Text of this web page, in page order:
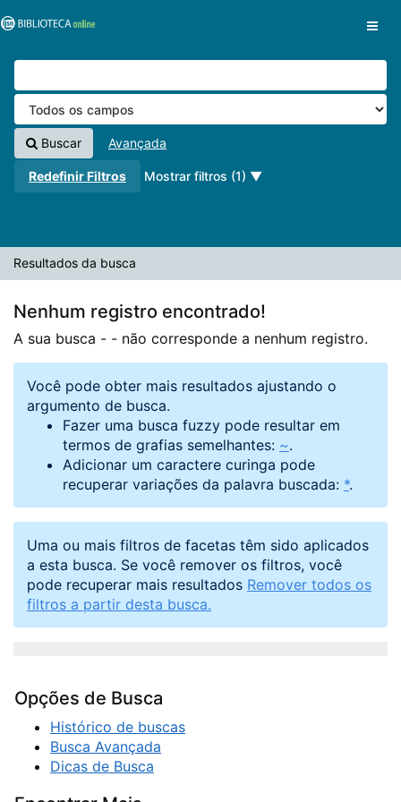
VuFind
Buscar Avançada
Redefinir Filtros Mostrar filtros (1)
Resultados da busca
Nenhum registro encontrado!
A sua busca - - não corresponde a nenhum registro.
Você pode obter mais resultados ajustando o
argumento de busca.
Fazer uma busca fuzzy pode resultar em
termos de grafias semelhantes: ~.
Adicionar um caractere curinga pode
recuperar variações da palavra buscada: *.
Uma ou mais filtros de facetas têm sido aplicados
a esta busca. Se você remover os filtros, você
pode recuperar mais resultados Remover todos os
filtros a partir desta busca.
Opções de Busca
Histórico de buscas
Busca Avançada
Dicas de Busca